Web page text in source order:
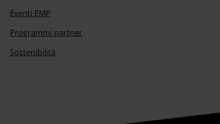
Eventi EMP
Programmi partner
Sostenibilità